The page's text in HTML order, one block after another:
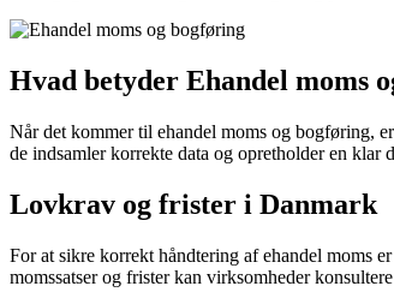
Hvad betyder Ehandel moms
Når det kommer til ehandel moms og bogføring,
de indsamler korrekte data og opretholder en klar
Lovkrav og frister i Danmark
For at sikre korrekt håndtering af ehandel moms
momssatser og frister kan virksomheder